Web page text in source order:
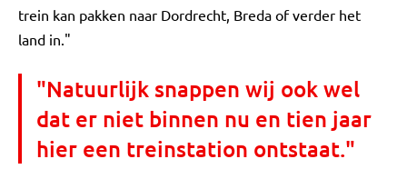
trein kan pakken naar Dordrecht, Breda of verder het
land in."
"Natuurlijk snappen wij ook wel
dat er niet binnen nu en tien jaar
hier een treinstation ontstaat."